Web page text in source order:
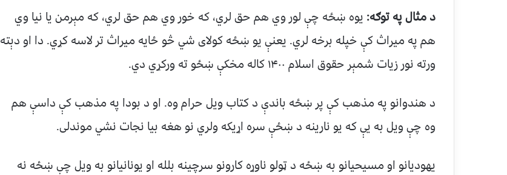
د مثال په توګه: یوه ښځه چې لور وي هم حق لري، که خور وي هم حق لري، که مېرمن یا نیا وي
هم په میراث کې خپله برخه لري. یعنې یو ښځه کولای شي څو ځایه میراث تر لاسه کړي. دا او دېته
ورته نور زیات شمېر حقوق اسلام ۱۴۰۰ کاله مخکې ښځو ته ورکړي دي.
د هندوانو په مذهب کې پر ښځه باندې د کتاب ویل حرام وه. او د بودا په مذهب کې داسې هم
وه چې ویل به یې که یو نارینه د ښځې سره اړیکه ولري نو هغه بیا نجات نشي موندلی.
یهودیانو او مسیحیانو به ښځه د ټولو ناوړه کارونو سرچینه بلله او یونانیانو به ویل چې ښځه نه